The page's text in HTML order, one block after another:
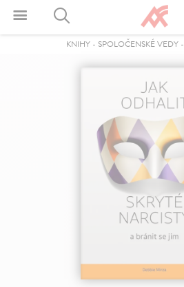
KNIHY- SPOLOČENSKÉ VEDY-